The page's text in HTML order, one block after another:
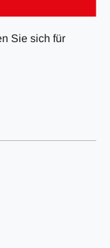
Sie sich für